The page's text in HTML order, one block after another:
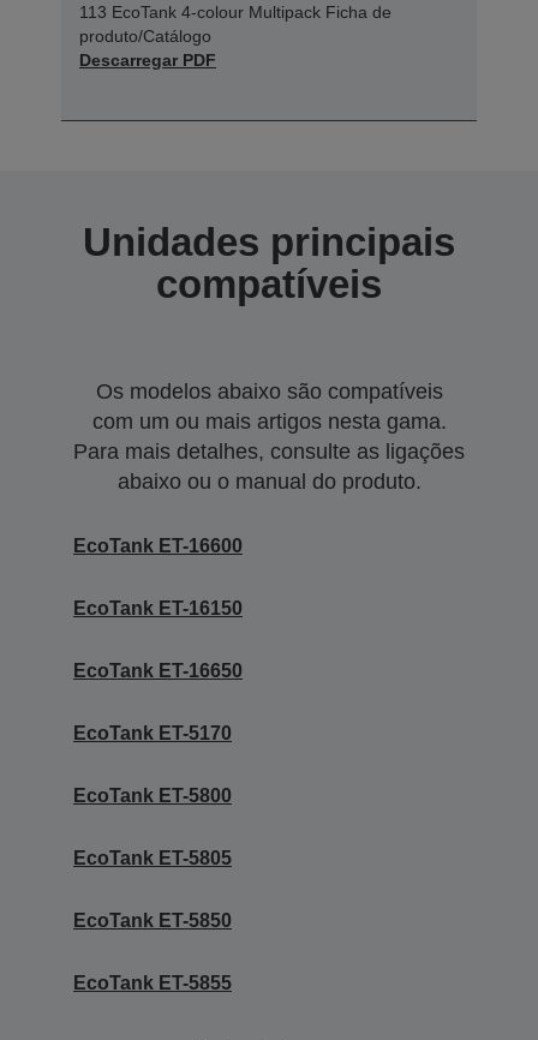
113 EcoTank 4-colour Multipack Ficha de
produto/Catálogo
Descarregar PDF
Unidades principais
compatíveis
Os modelos abaixo são compatíveis
com um ou mais artigos nesta gama.
Para mais detalhes, consulte as ligações
abaixo ou o manual do produto.
EcoTank ET-16600
EcoTank ET-16150
EcoTank ET-16650
EcoTank ET-5170
EcoTank ET-5800
EcoTank ET-5805
EcoTank ET-5850
EcoTank ET-5855